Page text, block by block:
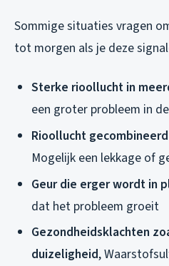
Sommige situaties vragen
tot morgen als je deze
Sterke rioollucht in
een groter probleem in
Rioollucht
Mogelijk een lekkage of
Geur die erger wordt in
dat het probleem groeit
Gezondheidsklachten
duizeligheid,